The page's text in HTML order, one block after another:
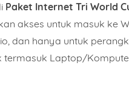
Paket Internet Tri World
akses untuk masuk ke
dan hanya untuk
termasuk Laptop/